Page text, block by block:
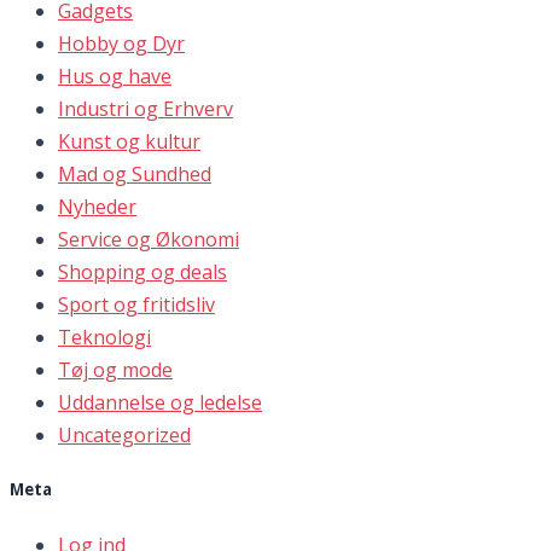
Gadgets
Hobby og Dyr
Hus og have
Industri og Erhverv
Kunst og kultur
Mad og Sundhed
Nyheder
Service og Økonomi
Shopping og deals
Sport og fritidsliv
Teknologi
Tøj og mode
Uddannelse og ledelse
Uncategorized
Meta
Log ind